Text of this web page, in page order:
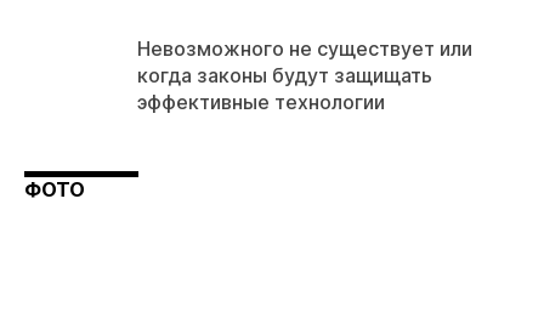
Невозможного не существует или
когда законы будут защищать
эффективные технологии
ФОТО